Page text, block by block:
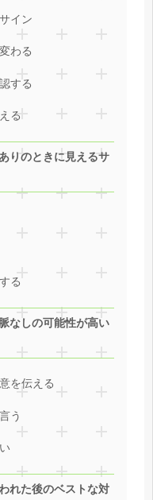
イン
わる
する
る
りのときに見えるサ
る
なしの可能性が高い
を伝える
う
れた後のベストな対